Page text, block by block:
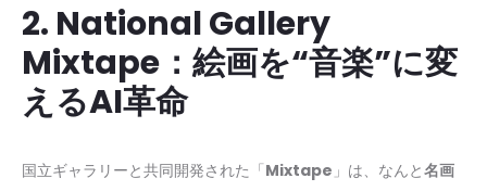
2. National Gallery
Mixtape：絵画を“音楽”に変
えるAI革命
国立ギャラリーと共同開発された「Mixtape」は、なんと名画